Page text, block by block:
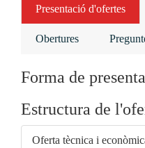
Presentació d'ofertes
Obertures
Forma de
Estructura de
Oferta tècnica i